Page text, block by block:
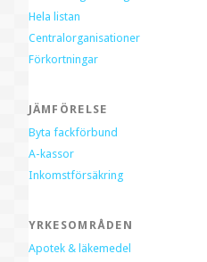
Hela listan
Centralorganisationer
Förkortningar
JÄMFÖRELSE
Byta fackförbund
A-kassor
Inkomstförsäkring
YRKESOMRÅDEN
Apotek & läkemedel